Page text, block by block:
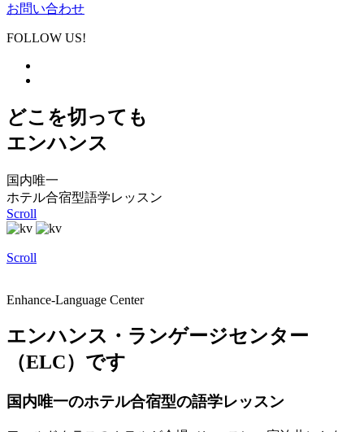
お問い合わせ
FOLLOW US!
どこを切っても
エンハンス
国内唯一
ホテル合宿型語学レッスン
Scroll
Scroll
Enhance-Language Center
エンハンス・ランゲージセンター
（ELC）です
国内唯一のホテル合宿型の語学レッスン